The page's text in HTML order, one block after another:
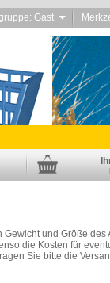
Gast
und Größe des
die Kosten für
Sie bitte die